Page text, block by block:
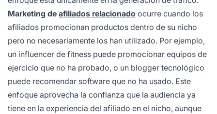
Marketing de afiliados relacionado ocurre cuando los
afiliados promocionan productos dentro de su nicho
pero no necesariamente los han utilizado. Por ejemplo,
un influencer de fitness puede promocionar equipos de
ejercicio que no ha probado, o un blogger tecnológico
puede recomendar software que no ha usado. Este
enfoque aprovecha la confianza que la audiencia ya
tiene en la experiencia del afiliado en el nicho, aunque